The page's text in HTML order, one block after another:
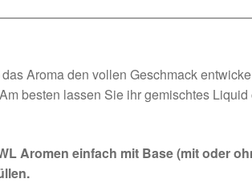
Aroma den vollen Geschmack
besten lassen Sie ihr gemischtes Liquid
Aromen einfach mit Base (mit oder